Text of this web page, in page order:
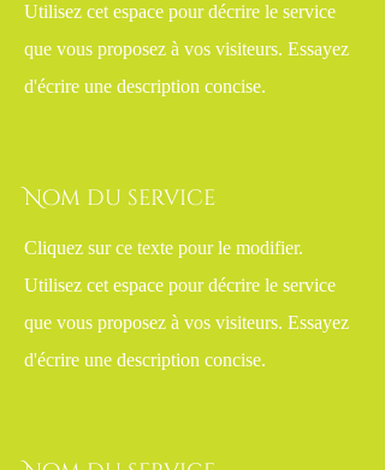
Utilisez cet espace pour décrire le service
que vous proposez à vos visiteurs. Essayez
d'écrire une description concise.
Nom du service
Cliquez sur ce texte pour le modifier.
Utilisez cet espace pour décrire le service
que vous proposez à vos visiteurs. Essayez
d'écrire une description concise.